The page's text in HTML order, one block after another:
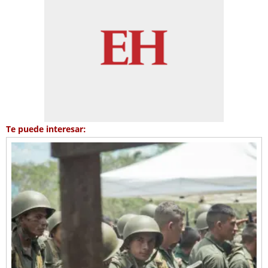
Te puede interesar: